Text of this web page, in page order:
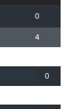
0
4
0